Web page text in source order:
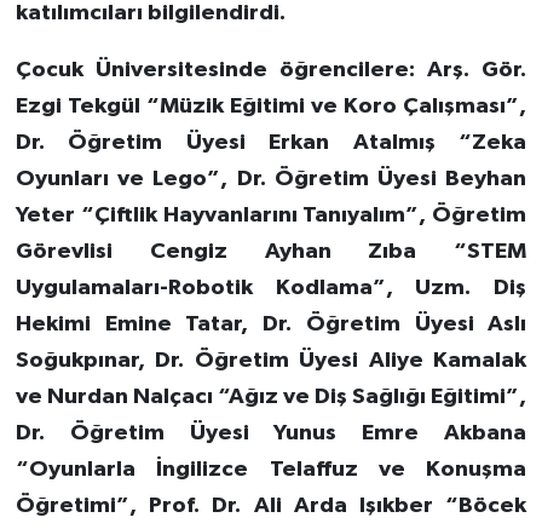
katılımcıları bilgilendirdi.
Çocuk Üniversitesinde öğrencilere: Arş. Gör.
Ezgi Tekgül “Müzik Eğitimi ve Koro Çalışması”,
Dr. Öğretim Üyesi Erkan Atalmış “Zeka
Oyunları ve Lego”, Dr. Öğretim Üyesi Beyhan
Yeter “Çiftlik Hayvanlarını Tanıyalım”, Öğretim
Görevlisi Cengiz Ayhan Zıba “STEM
Uygulamaları-Robotik Kodlama”, Uzm. Diş
Hekimi Emine Tatar, Dr. Öğretim Üyesi Aslı
Soğukpınar, Dr. Öğretim Üyesi Aliye Kamalak
ve Nurdan Nalçacı “Ağız ve Diş Sağlığı Eğitimi”,
Dr. Öğretim Üyesi Yunus Emre Akbana
“Oyunlarla İngilizce Telaffuz ve Konuşma
Öğretimi”, Prof. Dr. Ali Arda Işıkber “Böcek